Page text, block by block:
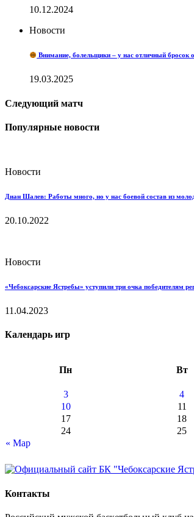
10.12.2024
Новости
Внимание, болельщики – у нас отличный бросок
19.03.2025
Следующий матч
Популярные новости
Новости
Диан Шалев: Работы много, но у нас боевой состав из
20.10.2022
Новости
«Чебоксарские Ястребы» уступили три очка победителям
11.04.2023
Календарь игр
Пн
Вт
« Мар
3
4
10
11
17
18
24
25
Контакты